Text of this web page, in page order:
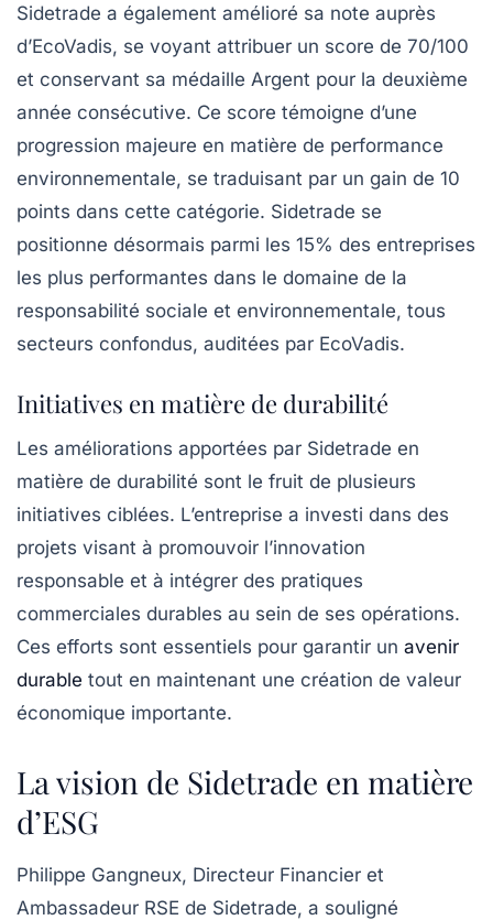
Sidetrade a également amélioré sa note auprès
d’EcoVadis, se voyant attribuer un score de 70/100
et conservant sa médaille Argent pour la deuxième
année consécutive. Ce score témoigne d’une
progression majeure en matière de performance
environnementale, se traduisant par un gain de 10
points dans cette catégorie. Sidetrade se
positionne désormais parmi les 15% des entreprises
les plus performantes dans le domaine de la
responsabilité sociale et environnementale, tous
secteurs confondus, auditées par EcoVadis.
Initiatives en matière de durabilité
Les améliorations apportées par Sidetrade en
matière de durabilité sont le fruit de plusieurs
initiatives ciblées. L’entreprise a investi dans des
projets visant à promouvoir l’innovation
responsable et à intégrer des pratiques
commerciales durables au sein de ses opérations.
Ces efforts sont essentiels pour garantir un avenir
durable tout en maintenant une création de valeur
économique importante.
La vision de Sidetrade en matière
d’ESG
Philippe Gangneux, Directeur Financier et
Ambassadeur RSE de Sidetrade, a souligné